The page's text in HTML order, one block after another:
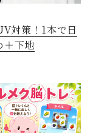
対策！1本で日
＋下地